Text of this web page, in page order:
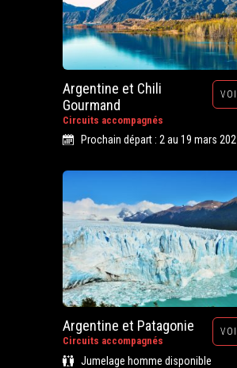
Argentine et Chili
Gourmand
Circuits accompagnés
Prochain départ : 2 au 19 mars
Argentine et Patagonie
Circuits accompagnés
Jumelage homme disponible